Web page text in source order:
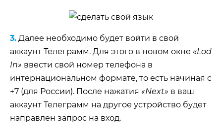
3. Далее необходимо будет войти в свой
аккаунт Телеграмм. Для этого в новом окне «Lod
In» ввести свой номер телефона в
интернациональном формате, то есть начиная с
+7 (для России). После нажатия «Next» в ваш
аккаунт Телеграмм на другое устройство будет
направлен запрос на вход.